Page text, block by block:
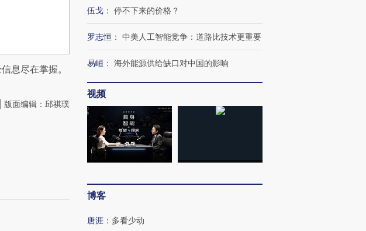
息尽在掌握。
版面编辑：邱祺璞
伍戈 ： 停不下来的价格？
罗志恒 ： 中美人工智能竞争：道路比技术更重要
易峘 ： 海外能源供给缺口对中国的影响
视频
博客
唐涯 ： 多看少动